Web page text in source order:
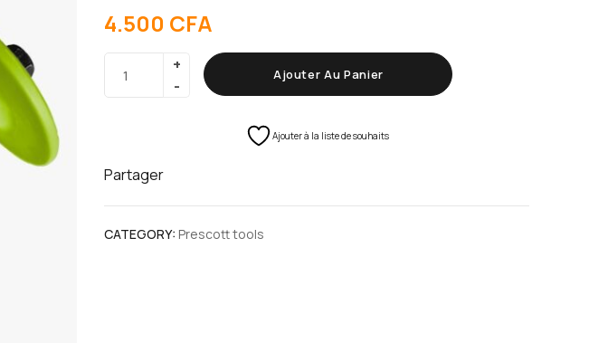
4.500 CFA
Ajouter Au Panier
Ajouter à la liste de souhaits
Partager
CATEGORY: Prescott tools